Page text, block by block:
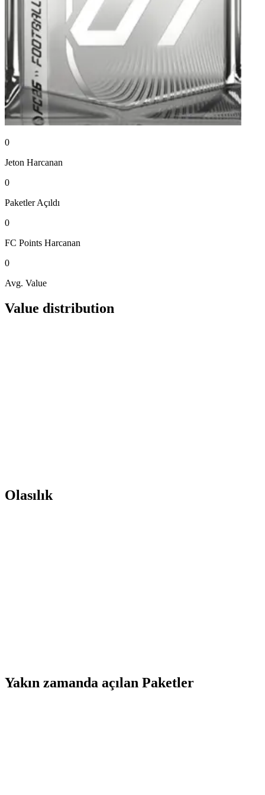
0
Jeton Harcanan
0
Paketler Açıldı
0
FC Points Harcanan
0
Avg. Value
Value distribution
Olasılık
Yakın zamanda açılan Paketler